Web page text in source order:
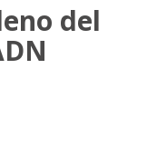
del